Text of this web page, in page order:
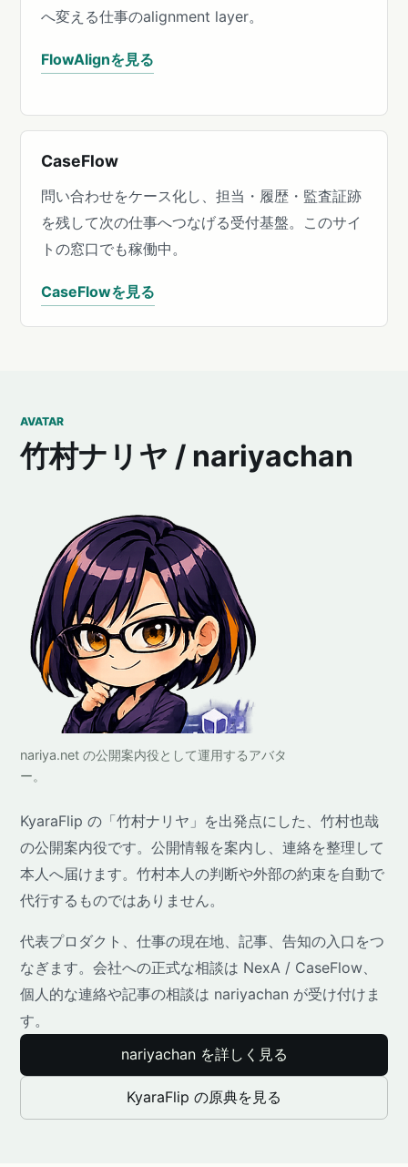
へ変える仕事のalignment layer。
FlowAlignを見る
CaseFlow
問い合わせをケース化し、担当・履歴・監査証跡
を残して次の仕事へつなげる受付基盤。このサイ
トの窓口でも稼働中。
CaseFlowを見る
AVATAR
竹村ナリヤ / nariyachan
nariya.net の公開案内役として運用するアバタ
ー。
KyaraFlip の「竹村ナリヤ」を出発点にした、竹村也哉
の公開案内役です。公開情報を案内し、連絡を整理して
本人へ届けます。竹村本人の判断や外部の約束を自動で
代行するものではありません。
代表プロダクト、仕事の現在地、記事、告知の入口をつ
なぎます。会社への正式な相談は NexA / CaseFlow、
個人的な連絡や記事の相談は nariyachan が受け付けま
す。
nariyachan を詳しく見る
KyaraFlip の原典を見る